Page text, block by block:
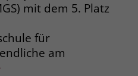
mit dem 5. Platz
für
am